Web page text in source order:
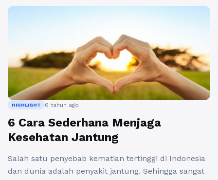
HIGHLIGHT 6 tahun ago
6 Cara Sederhana Menjaga
Kesehatan Jantung
Salah satu penyebab kematian tertinggi di Indonesia
dan dunia adalah penyakit jantung. Sehingga sangat